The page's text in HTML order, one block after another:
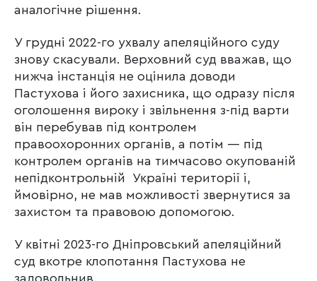
аналогічне рішення.
У грудні 2022-го ухвалу апеляційного суду
знову скасували. Верховний суд вважав, що
нижча інстанція не оцінила доводи
Пастухова і його захисника, що одразу після
оголошення вироку і звільнення з-під варти
він перебував під контролем
правоохоронних органів, а потім — під
контролем органів на тимчасово окупованій
непідконтрольній Україні території і,
ймовірно, не мав можливості звернутися за
захистом та правовою допомогою.
У квітні 2023-го Дніпровський апеляційний
суд вкотре клопотання Пастухова не
задовольнив.